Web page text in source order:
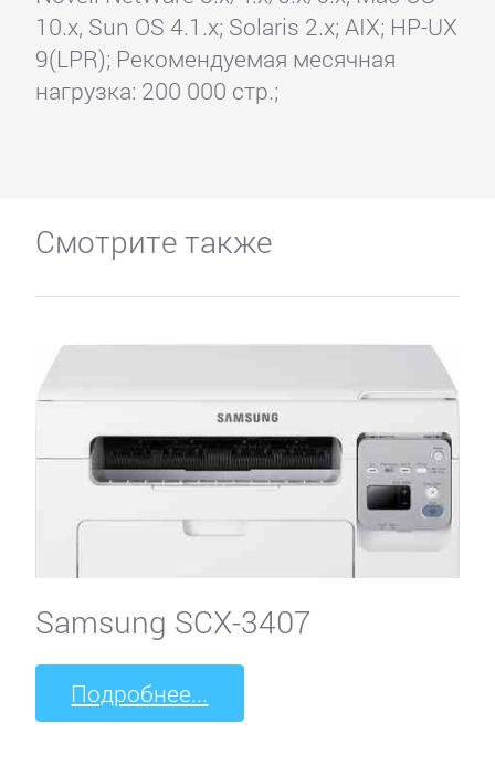
10.x, Sun OS 4.1.x; Solaris 2.x; AIX; HP-UX
9(LPR); Рекомендуемая месячная
нагрузка: 200 000 стр.;
Смотрите также
Samsung SCX-3407
Подробнее...